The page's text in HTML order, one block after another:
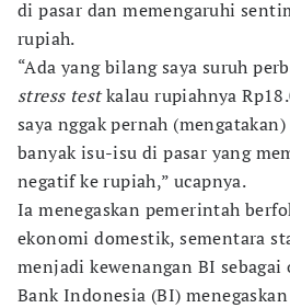
di pasar dan memengaruhi
rupiah.
“Ada yang bilang saya suruh
stress testkalau rupiahnya
saya nggak pernah
banyak isu-isu di pasar yang
negatif ke rupiah,” ucapnya.
Ia menegaskan pemerintah
ekonomi domestik, sementara
menjadi kewenangan BI
Bank Indonesia (BI)